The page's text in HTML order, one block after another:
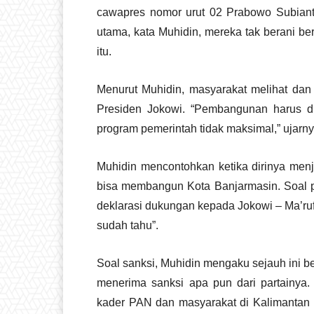
cawapres nomor urut 02 Prabowo
utama, kata Muhidin, mereka tak berani
itu.
Menurut Muhidin, masyarakat melihat
Presiden Jokowi. “Pembangunan
program pemerintah tidak maksimal,”
Muhidin mencontohkan ketika dirinya
bisa membangun Kota Banjarmasin.
deklarasi dukungan kepada Jokowi –
sudah tahu”.
Soal sanksi, Muhidin mengaku sejauh ini
menerima sanksi apa pun dari
kader PAN dan masyarakat di